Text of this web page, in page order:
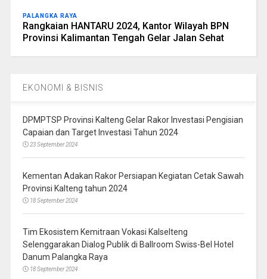
PALANGKA RAYA
Rangkaian HANTARU 2024, Kantor Wilayah BPN
Provinsi Kalimantan Tengah Gelar Jalan Sehat
EKONOMI & BISNIS
DPMPTSP Provinsi Kalteng Gelar Rakor Investasi Pengisian
Capaian dan Target Investasi Tahun 2024
23 September 2024
Kementan Adakan Rakor Persiapan Kegiatan Cetak Sawah
Provinsi Kalteng tahun 2024
18 September 2024
Tim Ekosistem Kemitraan Vokasi Kalselteng
Selenggarakan Dialog Publik di Ballroom Swiss-Bel Hotel
Danum Palangka Raya
18 September 2024